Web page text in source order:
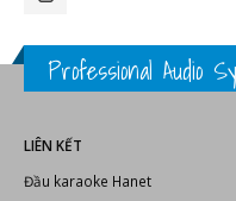
Professional Audio
LIÊN KẾT
Đầu karaoke Hanet